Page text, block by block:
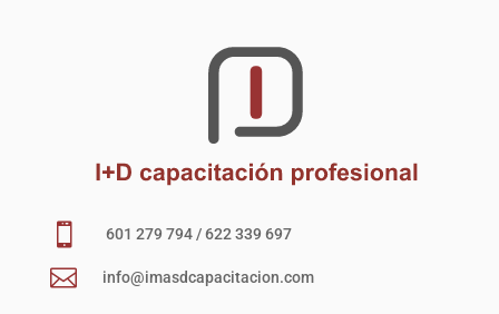
 601 279 794 / 622 339 697
 info@imasdcapacitacion.com